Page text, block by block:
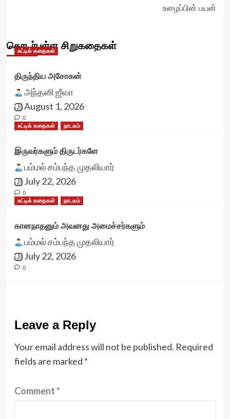
உழைப்பின் பயன்
தொடர்புள்ள சிறுகதைகள்
சுட்டிக் கதைகள்
திருந்திய அசோகன்
அந்தனி ஜீவா
August 1, 2026
0
சுட்டிக் கதைகள்
நாடகம்
இருவர்களும் திருடர்களே
பம்மல் சம்பந்த முதலியார்
July 22, 2026
0
சுட்டிக் கதைகள்
நாடகம்
கானநாதனும் அவனது அமைச்சர்களும்
பம்மல் சம்பந்த முதலியார்
July 22, 2026
0
Leave a Reply
Your email address will not be published. Required
fields are marked *
Comment*